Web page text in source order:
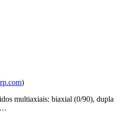
)
multiaxiais: biaxial (0/90), dupla